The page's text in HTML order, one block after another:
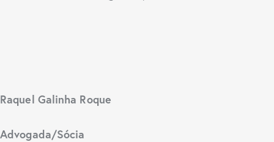
Raquel Galinha Roque
Advogada/Sócia